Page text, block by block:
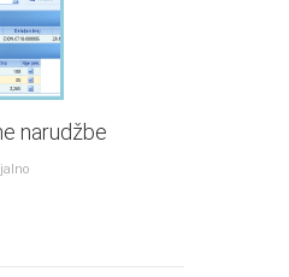
narudžbe